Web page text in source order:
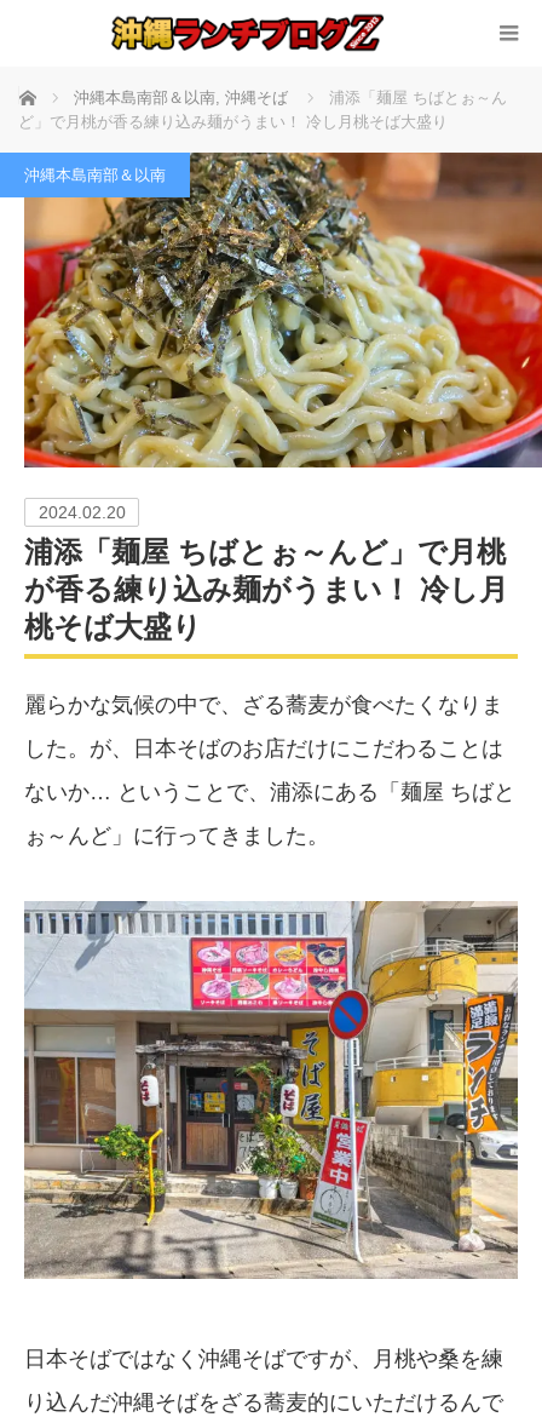
ホーム 沖縄本島南部＆以南, 沖縄そば
浦添「麺屋 ちばとぉ～ん
ど」で月桃が香る練り込み麺がうまい！ 冷し月桃そば大盛り
沖縄本島南部＆以南
2024.02.20
浦添「麺屋 ちばとぉ～んど」で月桃
が香る練り込み麺がうまい！ 冷し月
桃そば大盛り
麗らかな気候の中で、ざる蕎麦が食べたくなりま
した。が、日本そばのお店だけにこだわることは
ないか… ということで、浦添にある「麺屋 ちばと
ぉ～んど」に行ってきました。
日本そばではなく沖縄そばですが、月桃や桑を練
り込んだ沖縄そばをざる蕎麦的にいただけるんで